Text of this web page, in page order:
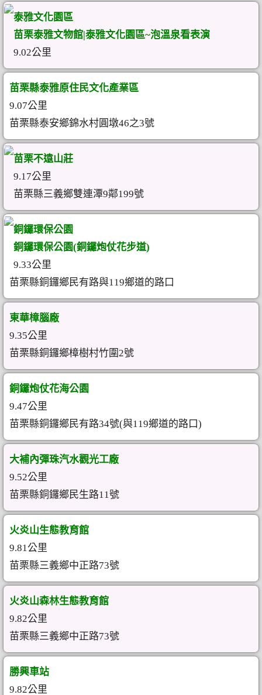
泰雅文化園區
苗栗泰雅文物館|泰雅文化園區~泡溫泉看表演
9.02公里
苗栗縣泰雅原住民文化產業區
9.07公里
苗栗縣泰安鄉錦水村圓墩46之3號
苗栗不遠山莊
9.17公里
苗栗縣三義鄉雙連潭9鄰199號
銅鑼環保公園
銅鑼環保公園(銅鑼炮仗花步道)
9.33公里
苗栗縣銅鑼鄉民有路與119鄉道的路口
東華樟腦廠
9.35公里
苗栗縣銅鑼鄉樟樹村竹圍2號
銅鑼炮仗花海公園
9.47公里
苗栗縣銅鑼鄉民有路34號(與119鄉道的路口)
大補內彈珠汽水觀光工廠
9.52公里
苗栗縣銅鑼鄉民生路11號
火炎山生態教育館
9.81公里
苗栗縣三義鄉中正路73號
火炎山森林生態教育館
9.82公里
苗栗縣三義鄉中正路73號
勝興車站
9.82公里